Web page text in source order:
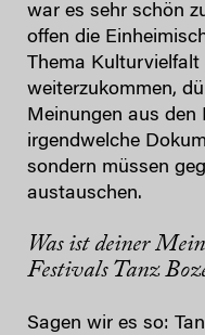
war es sehr schön
offen die
Thema
weiterzukommen,
Meinungen aus den
irgendwelche
sondern müssen
austauschen.
Was ist deiner
Festivals Tanz
Sagen wir es so: